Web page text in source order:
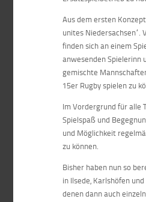
Aus dem ersten
unites Niedersachsen“.
finden sich an einem
anwesenden Spielerinn
gemischte
15er Rugby spielen zu
Im Vordergrund für alle
Spielspaß und
und Möglichkeit
zu können.
Bisher haben nun so
in Ilsede, Karlshöfen
denen dann auch